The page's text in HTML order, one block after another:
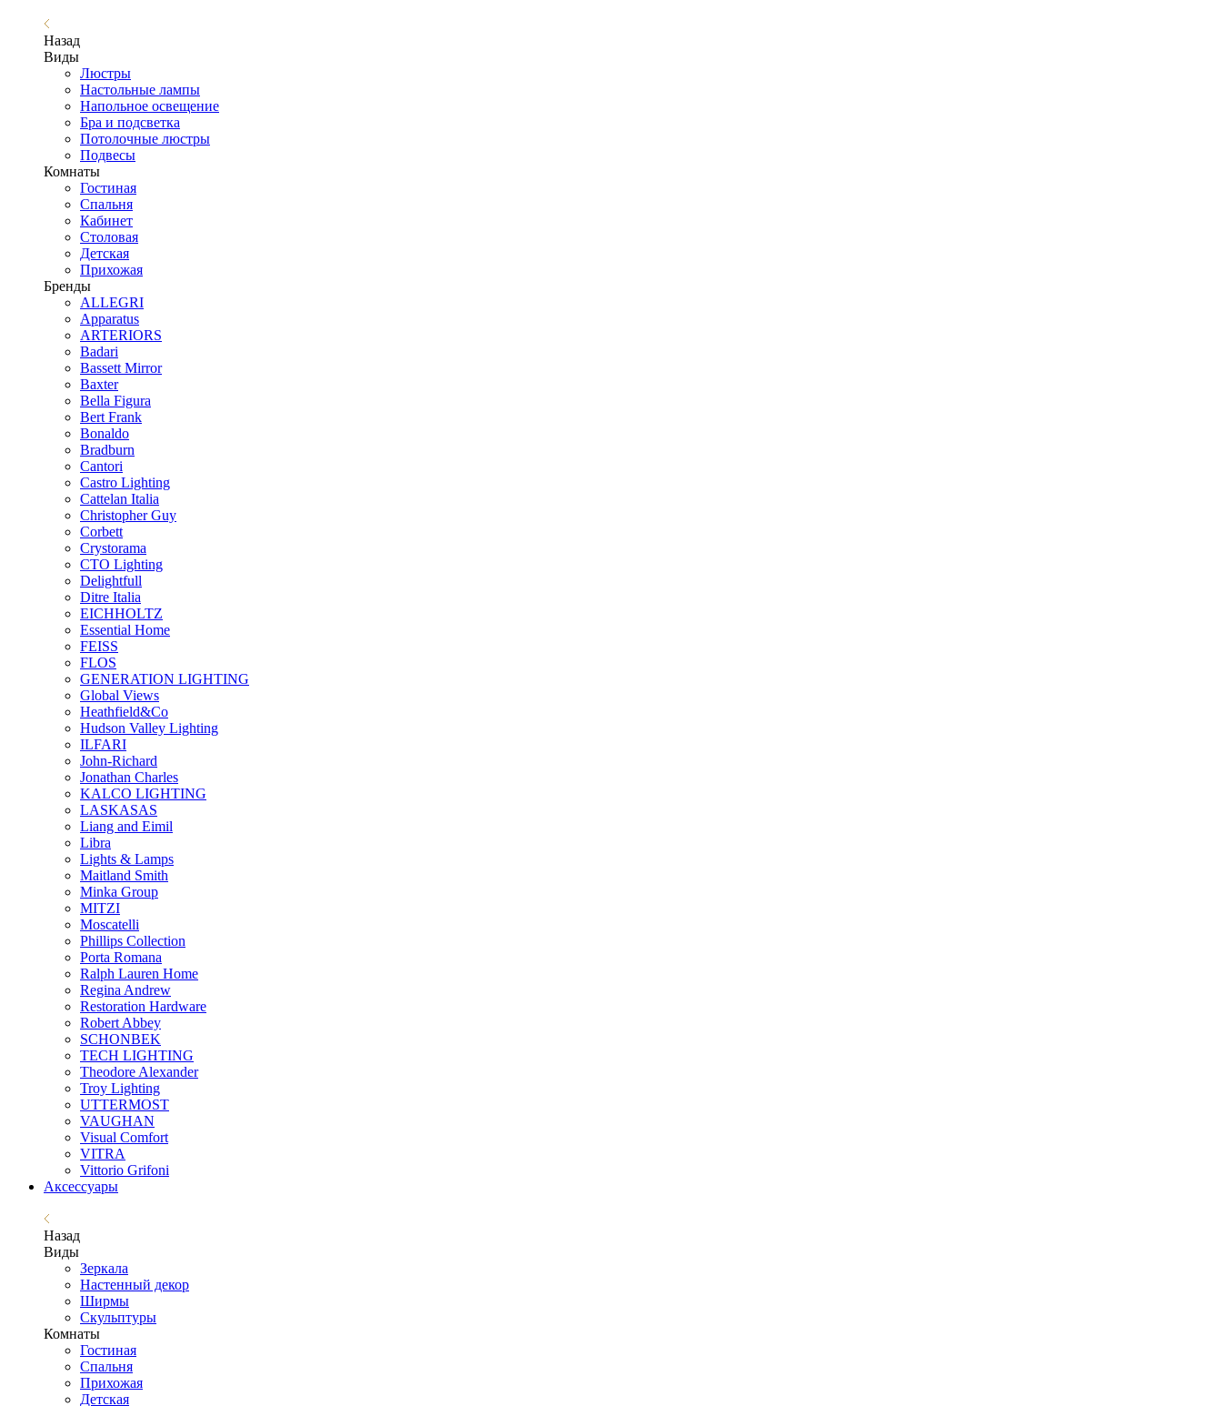
Назад
Виды
Люстры
Настольные лампы
Напольное освещение
Бра и подсветка
Потолочные люстры
Подвесы
Комнаты
Гостиная
Спальня
Кабинет
Столовая
Детская
Прихожая
Бренды
ALLEGRI
Apparatus
ARTERIORS
Badari
Bassett Mirror
Baxter
Bella Figura
Bert Frank
Bonaldo
Bradburn
Cantori
Castro Lighting
Cattelan Italia
Christopher Guy
Corbett
Crystorama
CTO Lighting
Delightfull
Ditre Italia
EICHHOLTZ
Essential Home
FEISS
FLOS
GENERATION LIGHTING
Global Views
Heathfield&Co
Hudson Valley Lighting
ILFARI
John-Richard
Jonathan Charles
KALCO LIGHTING
LASKASAS
Liang and Eimil
Libra
Lights & Lamps
Maitland Smith
Minka Group
MITZI
Moscatelli
Phillips Collection
Porta Romana
Ralph Lauren Home
Regina Andrew
Restoration Hardware
Robert Abbey
SCHONBEK
TECH LIGHTING
Theodore Alexander
Troy Lighting
UTTERMOST
VAUGHAN
Visual Comfort
VITRA
Vittorio Grifoni
Аксессуары
Назад
Виды
Зеркала
Настенный декор
Ширмы
Скульптуры
Комнаты
Гостиная
Спальня
Прихожая
Детская